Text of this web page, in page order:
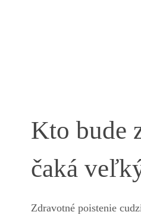
Kto bude
čaká
Zdravotné poistenie